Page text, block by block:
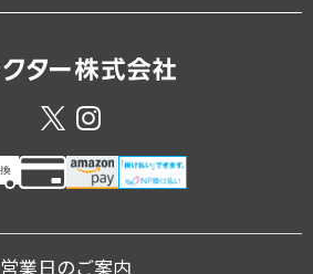
営業日のご案内